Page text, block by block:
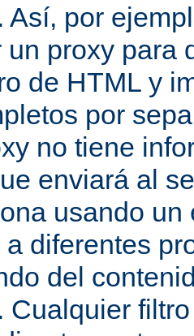
Así, por
un proxy para
de HTML y
por
no tiene
enviará al
usando un
diferentes
del
Cualquier